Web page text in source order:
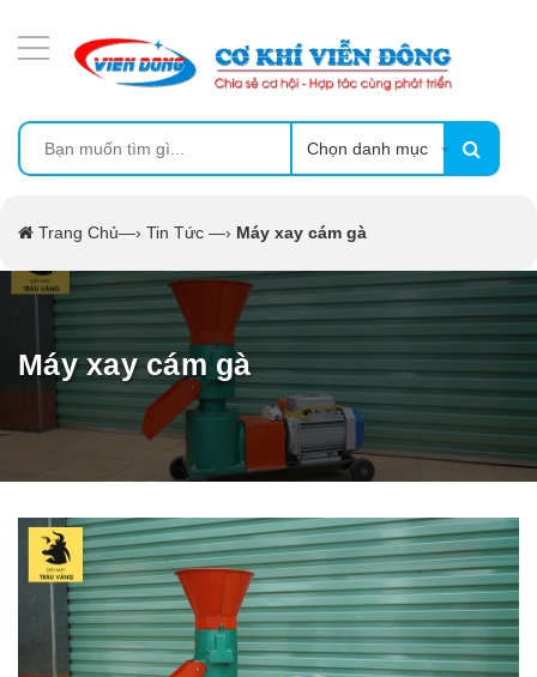
Chọn danh mục
Trang Chủ—› Tin Tức —› Máy xay cám gà
Máy xay cám gà
MÁY ÉP MÍA TẠO BỌT
MÁY RỬA BÁT SIÊU ÂM
LÒ SẤY
MÁY SẤY THỰC PHẨM CÔNG NGHIỆP
CẨM NANG
THIẾT BỊ NHÀ BẾP
THIẾT BỊ NHÀ BẾP CAO CẤP
MÁY CHẾ BIẾN THỰC PHẨM
MÁY CHẾ BIẾN NÔNG SẢN